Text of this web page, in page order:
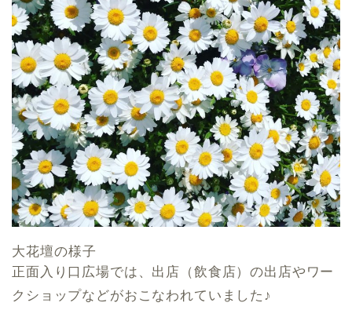
大花壇の様子
正面入り口広場では、出店（飲食店）の出店やワー
クショップなどがおこなわれていました♪